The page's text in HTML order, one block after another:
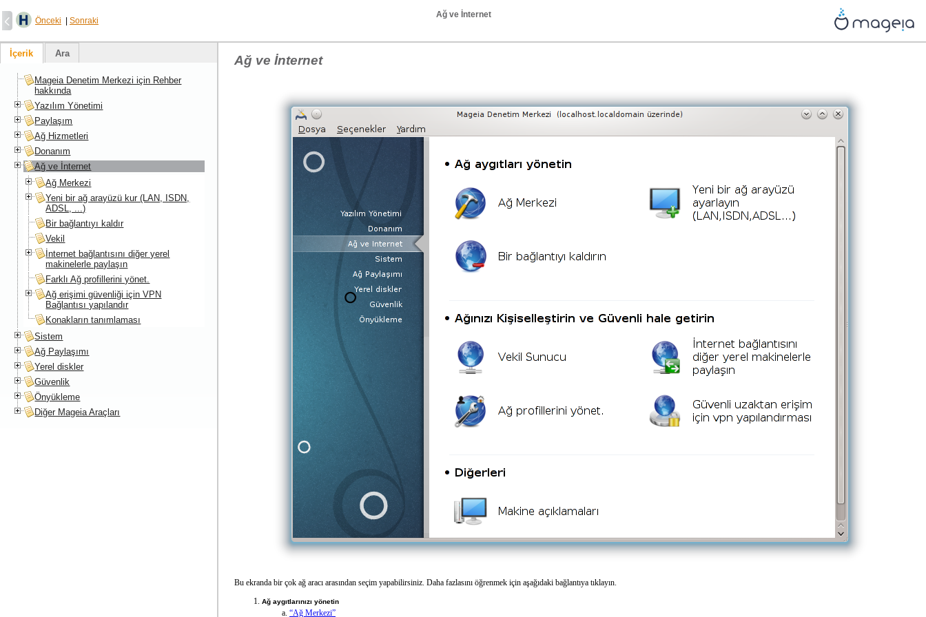
Önceki Sonraki
Ağ ve İnternet
Ağ ve İnternet
Bu ekranda bir çok ağ aracı arasından seçim yapabilirsiniz. Daha fazlasını öğrenmek için aşağıdaki bağlantıya tıklayın.
Ağ aygıtlarınızı yönetin
“Ağ Merkezi”
İçerik Ara
Mageia Denetim Merkezi için Rehber
hakkında
Yazılım Yönetimi
Paylaşım
Ağ Hizmetleri
Donanım
Ağ ve İnternet
Ağ Merkezi
Yeni bir ağ arayüzü kur (LAN, ISDN,
ADSL, ...)
Bir bağlantıyı kaldır
Vekil
İnternet bağlantısını diğer yerel
makinelerle paylaşın
Farklı Ağ profillerini yönet.
Ağ erişimi güvenliği için VPN
Bağlantısı yapılandır
Konakların tanımlaması
Sistem
Ağ Paylaşımı
Yerel diskler
Güvenlik
Önyükleme
Diğer Mageia Araçları